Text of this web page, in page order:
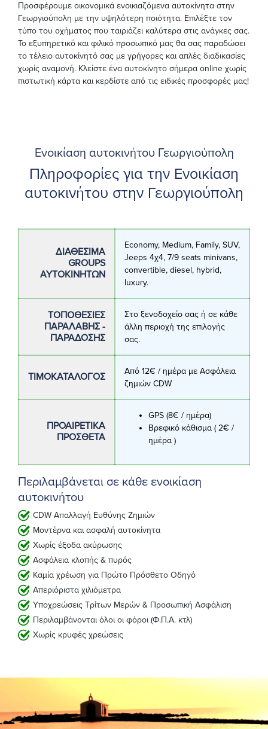
Προσφέρουμε οικονομικά ενοικιαζόμενα αυτοκίνητα στην
Γεωργιούπολη με την υψηλότερη ποιότητα. Επιλέξτε τον
τύπο του οχήματος που ταιριάζει καλύτερα στις ανάγκες σας.
Το εξυπηρετικό και φιλικό προσωπικό μας θα σας παραδώσει
το τέλειο αυτοκίνητό σας με γρήγορες και απλές διαδικασίες
χωρίς αναμονή. Κλείστε ένα αυτοκίνητο σήμερα online χωρίς
πιστωτική κάρτα και κερδίστε από τις ειδικές προσφορές μας!
Ενοικίαση αυτοκινήτου Γεωργιούπολη
Πληροφορίες για την Ενοικίαση
αυτοκινήτου στην Γεωργιούπολη
ΔΙΑΘΈΣΙΜΑ
GROUPS
ΑΥΤΟΚΙΝΉΤΩΝ
Economy, Medium, Family, SUV,
Jeeps 4χ4, 7/9 seats minivans,
convertible, diesel, hybrid,
luxury.
ΤΟΠΟΘΕΣΊΕΣ
ΠΑΡΑΛΑΒΉΣ -
ΠΑΡΆΔΟΣΗΣ
Στο ξενοδοχείο σας ή σε κάθε
άλλη περιοχή της επιλογής
σας.
ΤΙΜΟΚΑΤΆΛΟΓΟΣ
Από 12€ / ημέρα με Ασφάλεια
ζημιών CDW
ΠΡΟΑΙΡΕΤΙΚΆ
ΠΡΌΣΘΕΤΑ
GPS (8€ / ημέρα)
Βρεφικό κάθισμα ( 2€ /
ημέρα )
Περιλαμβάνεται σε κάθε ενοικίαση
αυτοκινήτου
CDW Απαλλαγή Ευθύνης Ζημιών
Μοντέρνα και ασφαλή αυτοκίνητα
Χωρίς έξοδα ακύρωσης
Ασφάλεια κλοπής & πυρός
Καμία χρέωση για Πρώτο Πρόσθετο Οδηγό
Απεριόριστα χιλιόμετρα
Yποχρεώσεις Τρίτων Μερών & Προσωπική Ασφάλιση
Περιλαμβάνονται όλοι οι φόροι (Φ.Π.Α. κτλ)
Χωρίς κρυφές χρεώσεις